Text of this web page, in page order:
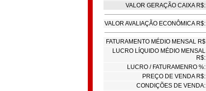
VALOR GERAÇÃO CAIXA R$:
VALOR AVALIAÇÃO ECONÔMICA R$:
FATURAMENTO MÉDIO MENSAL R$
LUCRO LÍQUIDO MÉDIO MENSAL
R$:
LUCRO / FATURAMENRO %:
PREÇO DE VENDA R$:
CONDIÇÕES DE VENDA: